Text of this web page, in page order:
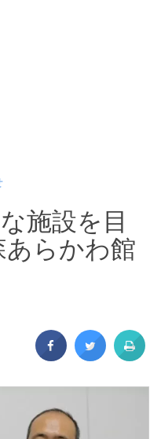
施設を目
らかわ館